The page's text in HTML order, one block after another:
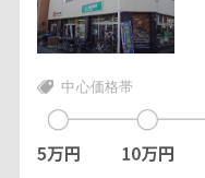
中心価格帯